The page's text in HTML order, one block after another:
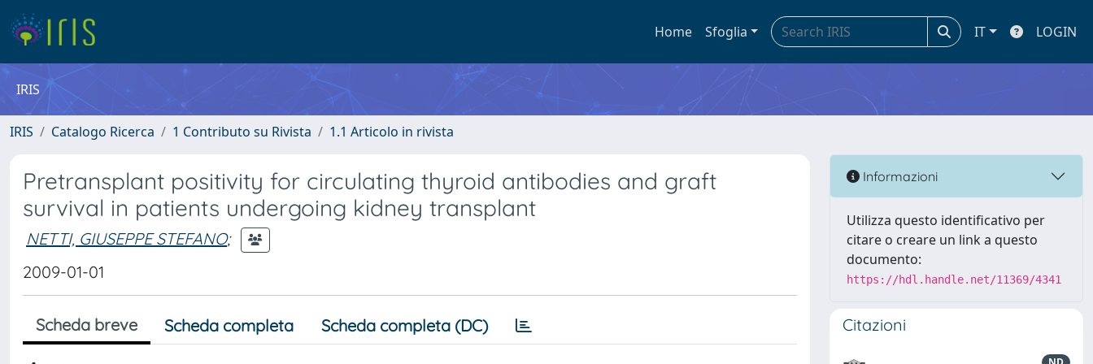
Home Sfoglia IT LOGIN
IRIS
IRIS Catalogo Ricerca 1 Contributo su Rivista 1.1 Articolo in rivista
Pretransplant positivity for circulating thyroid antibodies and graft
survival in patients undergoing kidney transplant
NETTI, GIUSEPPE STEFANO;
2009-01-01
Scheda breve Scheda completa Scheda completa (DC)
Informazioni
Utilizza questo identificativo per
citare o creare un link a questo
documento:
https://hdl.handle.net/11369/4341
Citazioni